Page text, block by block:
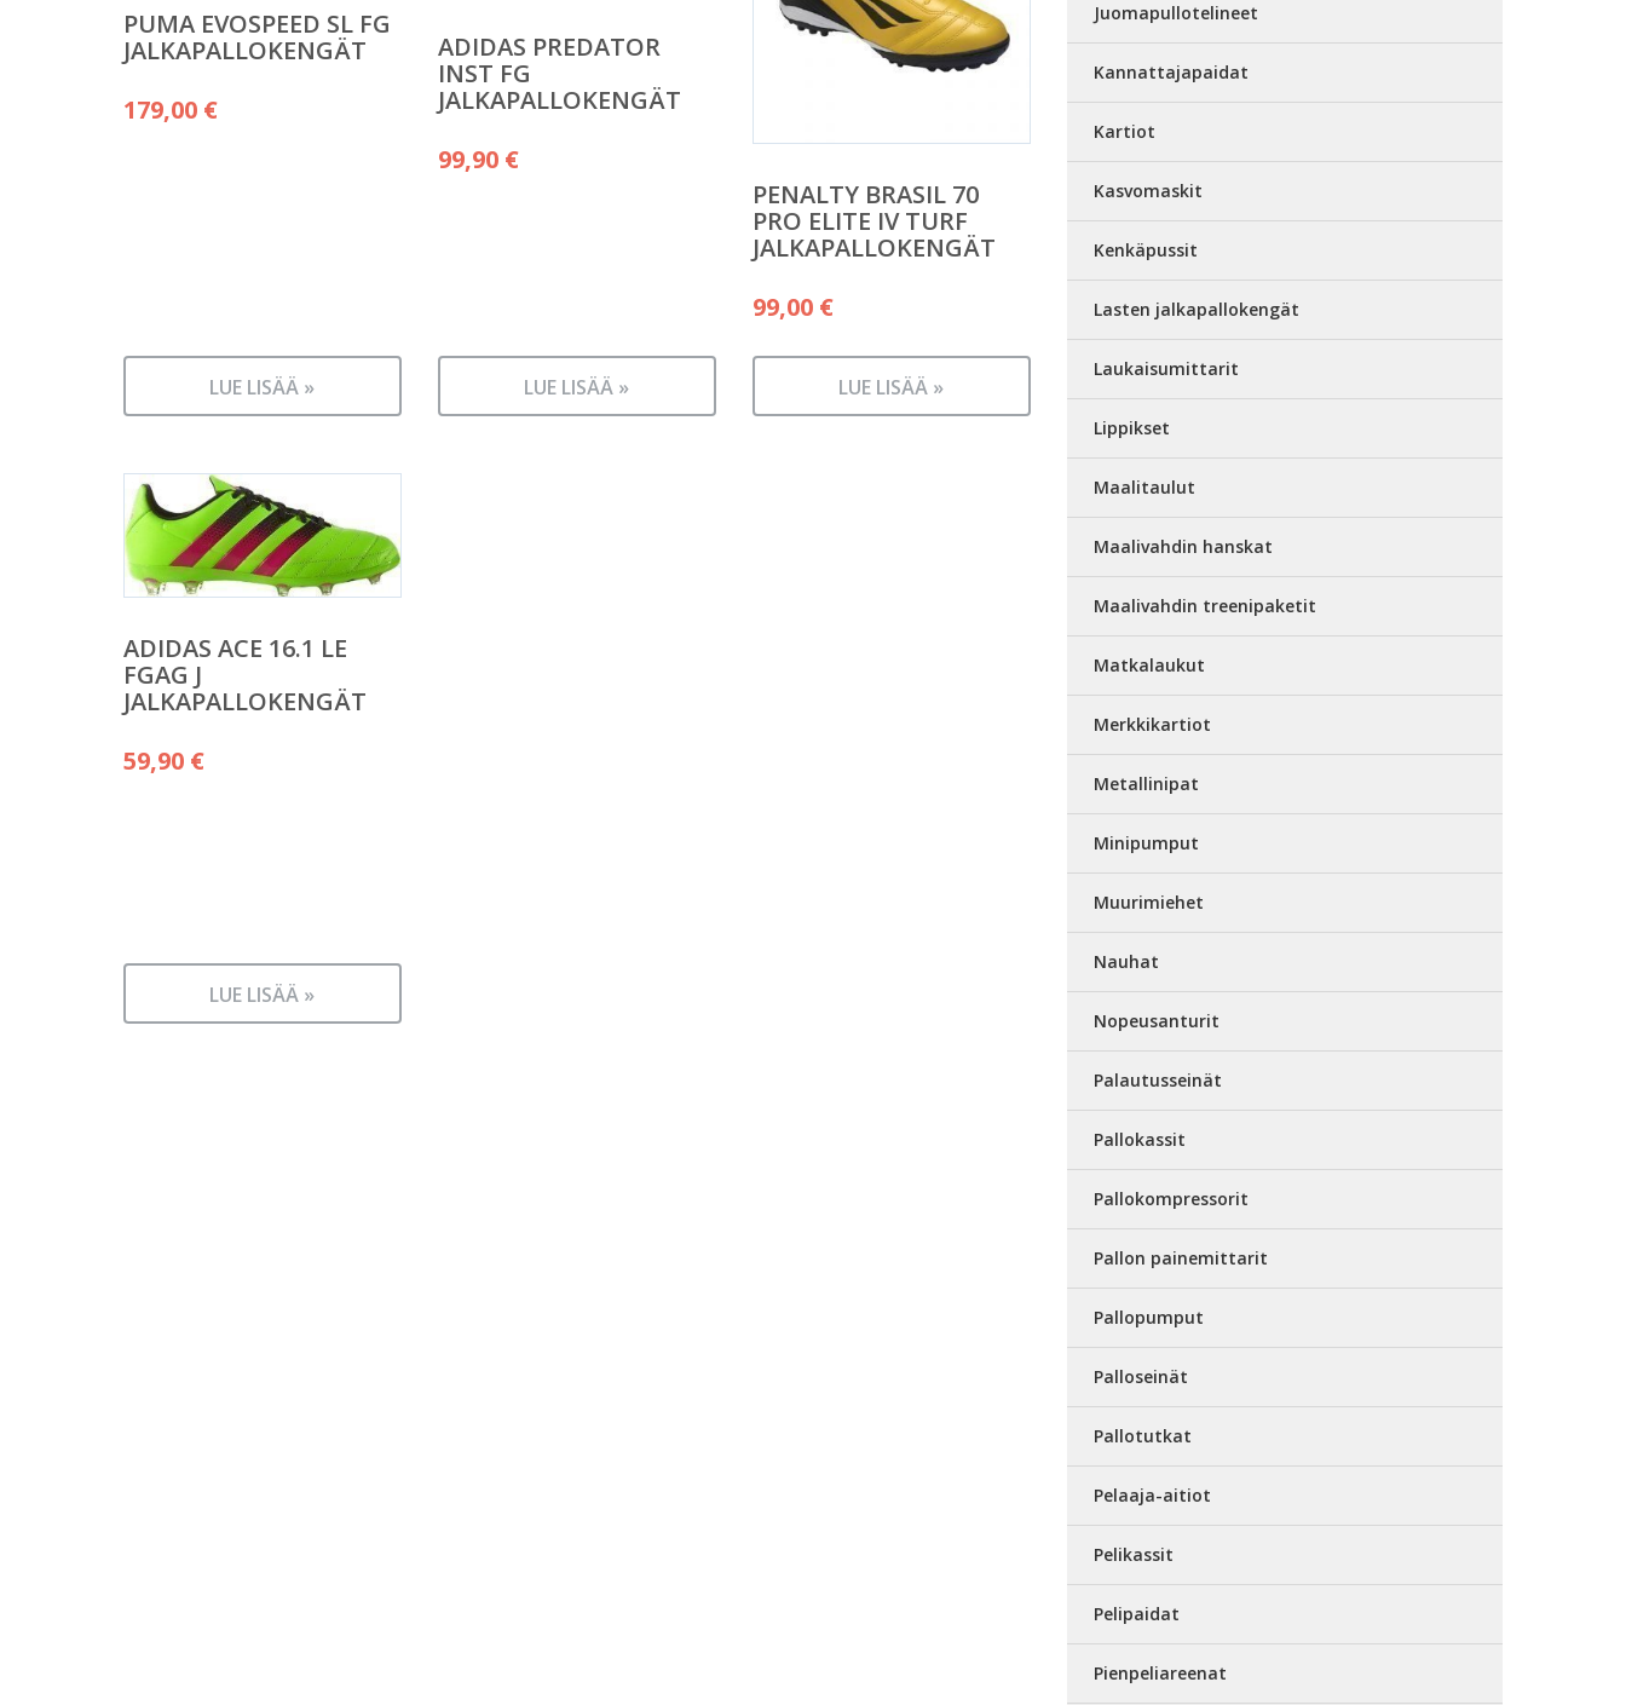
PUMA EVOSPEED SL FG
JALKAPALLOKENGÄT
179,00 €
LUE LISÄÄ »
ADIDAS PREDATOR
INST FG
JALKAPALLOKENGÄT
99,90 €
LUE LISÄÄ »
PENALTY BRASIL 70
PRO ELITE IV TURF
JALKAPALLOKENGÄT
99,00 €
LUE LISÄÄ »
ADIDAS ACE 16.1 LE
FGAG J
JALKAPALLOKENGÄT
59,90 €
LUE LISÄÄ »
Juomapullotelineet
Kannattajapaidat
Kartiot
Kasvomaskit
Kenkäpussit
Lasten jalkapallokengät
Laukaisumittarit
Lippikset
Maalitaulut
Maalivahdin hanskat
Maalivahdin treenipaketit
Matkalaukut
Merkkikartiot
Metallinipat
Minipumput
Muurimiehet
Nauhat
Nopeusanturit
Palautusseinät
Pallokassit
Pallokompressorit
Pallon painemittarit
Pallopumput
Palloseinät
Pallotutkat
Pelaaja-aitiot
Pelikassit
Pelipaidat
Pienpeliareenat